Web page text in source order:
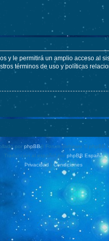
y le permitirá un amplio acceso al
términos de uso y políticas
por phpBB® Forum Software © phpBB
Traducción al español por phpBB España
Privacidad | Condiciones